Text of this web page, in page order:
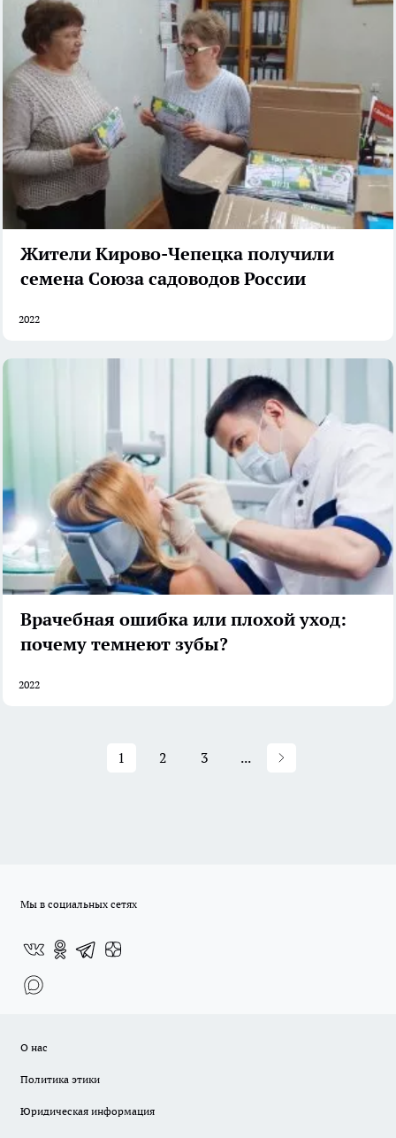
Жители Кирово-Чепецка получили
семена Союза садоводов России
2022
Врачебная ошибка или плохой уход:
почему темнеют зубы?
2022
1 2 3 ...
Мы в социальных сетях
О нас
Политика этики
Юридическая информация